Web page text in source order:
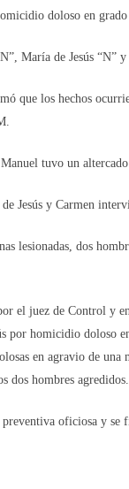
doloso en
María de Jesús “N”
que los hechos
tuvo un
Jesús y Carmen
lesionadas, dos
el juez de Control y
por homicidio doloso
en agravio de
dos hombres agredidos.
oficiosa y